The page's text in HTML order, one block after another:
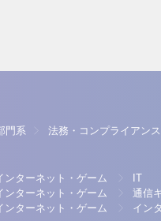
門系 法務・コンプライアンス
ンターネット・ゲーム
IT
ンターネット・ゲーム
通信
ンターネット・ゲーム
イン